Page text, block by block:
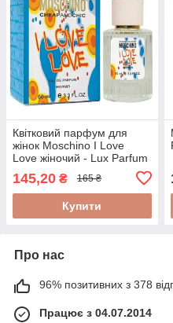
Квітковий парфум для
жінок Moschino I Love
Love жіночий - Lux Parfum
145,20 ₴ 165 ₴
Купити
Про нас
96% позитивних з 378
Працює з 04.07.2014